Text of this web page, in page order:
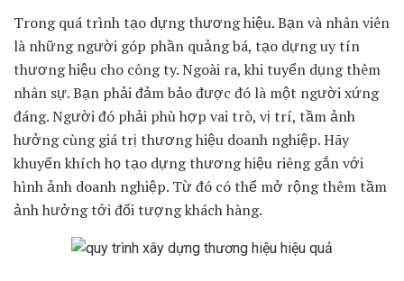
Trong quá trình tạo dựng thương hiệu. Bạn và nhân viên
là những người góp phần quảng bá, tạo dựng uy tín
thương hiệu cho công ty. Ngoài ra, khi tuyển dụng thêm
nhân sự. Bạn phải đảm bảo được đó là một người xứng
đáng. Người đó phải phù hợp vai trò, vị trí, tầm ảnh
hưởng cùng giá trị thương hiệu doanh nghiệp. Hãy
khuyến khích họ tạo dựng thương hiệu riêng gắn với
hình ảnh doanh nghiệp. Từ đó có thể mở rộng thêm tầm
ảnh hưởng tới đối tượng khách hàng.